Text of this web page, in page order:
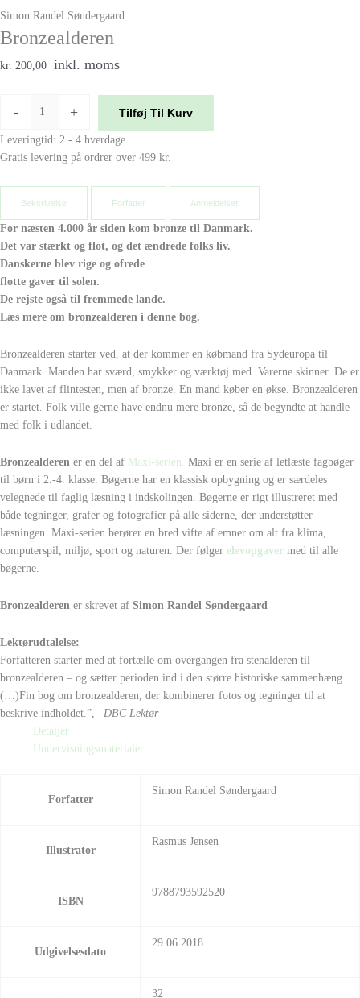
Simon Randel Søndergaard
Bronzealderen
kr. 200,00 inkl. moms
- + Tilføj Til Kurv
Leveringtid: 2 - 4 hverdage
Gratis levering på ordrer over 499 kr.
Beksrivelse Forfatter Anmeldelser
For næsten 4.000 år siden kom bronze til Danmark.
Det var stærkt og flot, og det ændrede folks liv.
Danskerne blev rige og ofrede
flotte gaver til solen.
De rejste også til fremmede lande.
Læs mere om bronzealderen i denne bog.
Bronzealderen starter ved, at der kommer en købmand fra Sydeuropa til
Danmark. Manden har sværd, smykker og værktøj med. Varerne skinner. De er
ikke lavet af flintesten, men af bronze. En mand køber en økse. Bronzealderen
er startet. Folk ville gerne have endnu mere bronze, så de begyndte at handle
med folk i udlandet.
Bronzealderen er en del af Maxi-serien. Maxi er en serie af letlæste fagbøger
til børn i 2.-4. klasse. Bøgerne har en klassisk opbygning og er særdeles
velegnede til faglig læsning i indskolingen. Bøgerne er rigt illustreret med
både tegninger, grafer og fotografier på alle siderne, der understøtter
læsningen. Maxi-serien berører en bred vifte af emner om alt fra klima,
computerspil, miljø, sport og naturen. Der følger elevopgaver med til alle
bøgerne.
Bronzealderen er skrevet af Simon Randel Søndergaard
Lektørudtalelse:
Forfatteren starter med at fortælle om overgangen fra stenalderen til
bronzealderen – og sætter perioden ind i den større historiske sammenhæng.
(…)Fin bog om bronzealderen, der kombinerer fotos og tegninger til at
beskrive indholdet.”, – DBC Lektør
Detaljer
Undervisningsmaterialer
Forfatter
Simon Randel Søndergaard
Illustrator
Rasmus Jensen
ISBN
9788793592520
Udgivelsesdato
29.06.2018
32